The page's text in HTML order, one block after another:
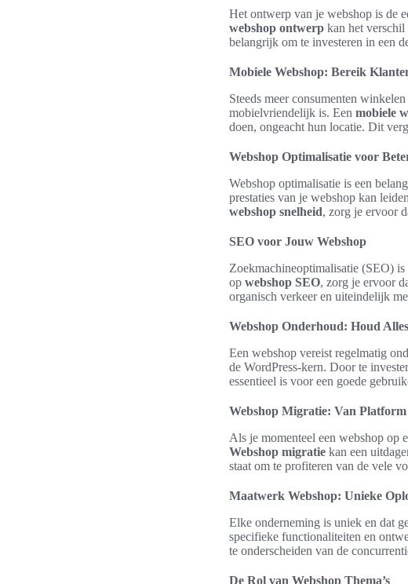
Het ontwerp van je webshop is de
webshop ontwerp kan het verschil
belangrijk om te investeren in een
Mobiele Webshop: Bereik
Steeds meer consumenten
mobielvriendelijk is. Een mobiele
doen, ongeacht hun locatie. Dit
Webshop Optimalisatie voor
Webshop optimalisatie is een
prestaties van je webshop kan
webshop snelheid, zorg je ervoor
SEO voor Jouw Webshop
Zoekmachineoptimalisatie (SEO)
op webshop SEO, zorg je ervoor
organisch verkeer en uiteindelijk
Webshop Onderhoud: Houd
Een webshop vereist regelmatig
de WordPress-kern. Door te
essentieel is voor een goede
Webshop Migratie: Van
Als je momenteel een webshop op
Webshop migratie kan een
staat om te profiteren van de vele
Maatwerk Webshop: Unieke
Elke onderneming is uniek en dat
specifieke functionaliteiten en
te onderscheiden van de
De Rol van Webshop Thema’s